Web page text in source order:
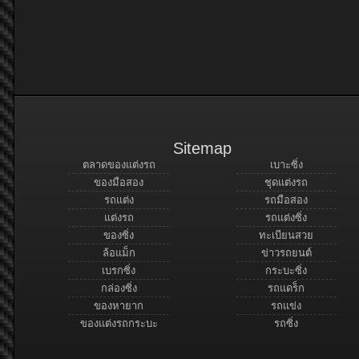
Sitemap
ตลาดของแต่งรถ
ของมือสอง
รถแต่ง
แต่งรถ
ของซิ่ง
ล้อแม็ก
เบรกซิ่ง
กล่องซิ่ง
ของหายาก
ของแต่งรถกระบะ
เบาะซิ่ง
ชุดแต่งรถ
รถมือสอง
รถแต่งซิ่ง
ทะเบียนสวย
ข่าวรถยนต์
กระบะซิ่ง
รถแดร็ก
รถแข่ง
รถซิ่ง